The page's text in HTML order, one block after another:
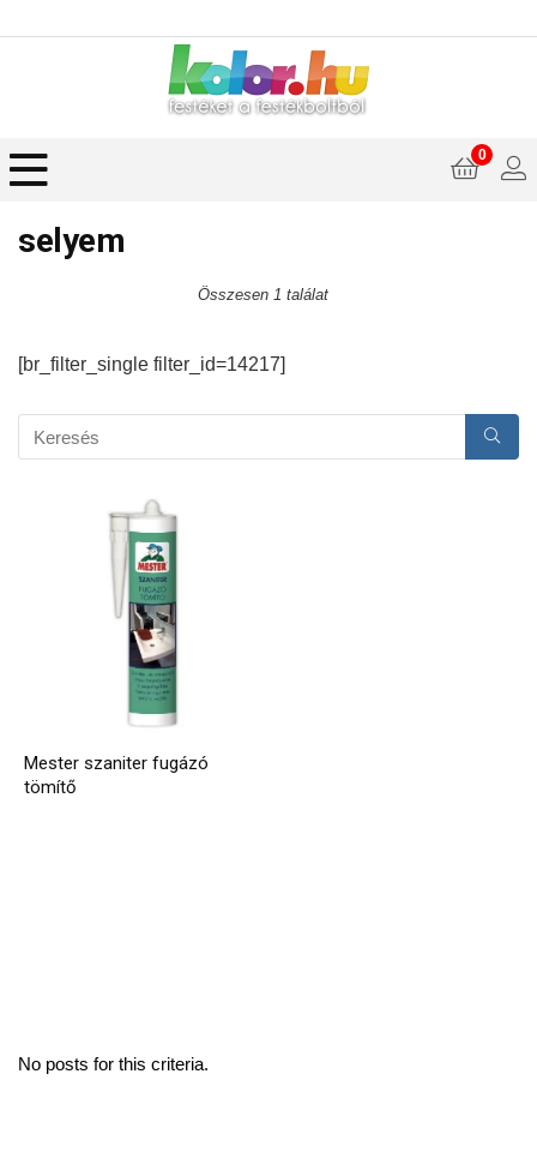
0
selyem
Összesen 1 találat
[br_filter_single filter_id=14217]
Mester szaniter fugázó
tömítő
No posts for this criteria.